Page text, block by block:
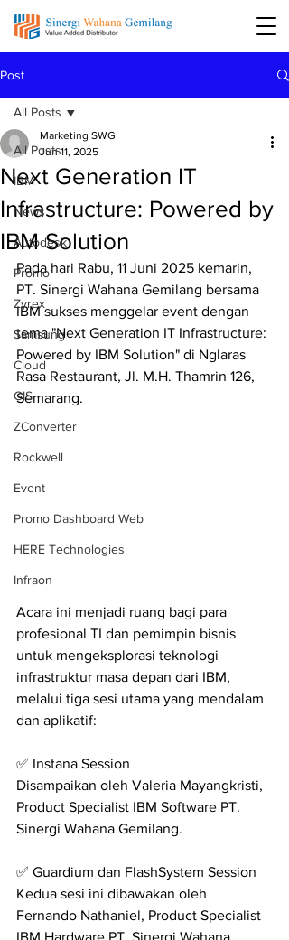
Post
All Posts
IBM
News
Autodesk
Promo
Zyrex
Samsung
Cloud
GIS
ZConverter
Rockwell
Event
Promo Dashboard Web
HERE Technologies
Infraon
All Posts
Next Generation IT
Infrastructure: Powered by
IBM Solution
Marketing SWG
Jun 11, 2025
Pada hari Rabu, 11 Juni 2025 kemarin,
PT. Sinergi Wahana Gemilang bersama
IBM sukses menggelar event dengan
tema "Next Generation IT Infrastructure:
Powered by IBM Solution" di Nglaras
Rasa Restaurant, Jl. M.H. Thamrin 126,
Semarang.
Acara ini menjadi ruang bagi para
profesional TI dan pemimpin bisnis
untuk mengeksplorasi teknologi
infrastruktur masa depan dari IBM,
melalui tiga sesi utama yang mendalam
dan aplikatif:
✅ Instana Session
Disampaikan oleh Valeria Mayangkristi,
Product Specialist IBM Software PT.
Sinergi Wahana Gemilang.
✅ Guardium dan FlashSystem Session
Kedua sesi ini dibawakan oleh
Fernando Nathaniel, Product Specialist
IBM Hardware PT. Sinergi Wahana